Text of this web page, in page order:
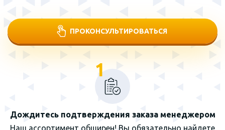
ПРОКОНСУЛЬТИРОВАТЬСЯ
1
Дождитесь подтверждения заказа менеджером
Наш ассортимент обширен! Вы обязательно найдете